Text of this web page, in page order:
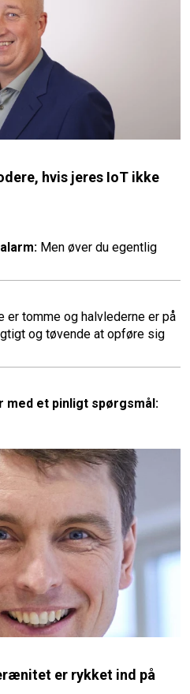
hvis jeres IoT ikke
Men øver du egentlig
er tomme og halvlederne er på
og tøvende at opføre sig
et pinligt spørgsmål:
er rykket ind på